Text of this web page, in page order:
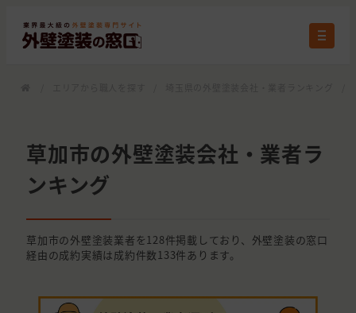
草加市の外壁塗装会社・業者ラ
ンキング
草加市の外壁塗装業者を128件掲載しており、外壁塗装の窓口
経由の成約実績は成約件数133件あります。